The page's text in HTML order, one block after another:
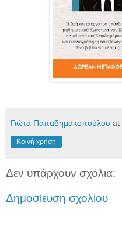
Γιώτα Παπαδημακοπούλου at
Κοινή χρήση
Δεν υπάρχουν σχόλια:
Δημοσίευση σχολίου